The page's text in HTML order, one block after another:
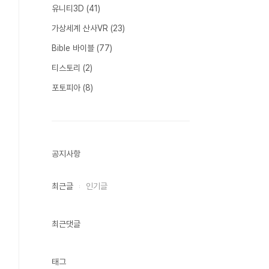
유니티3D (41)
가상세계 산사VR (23)
Bible 바이블 (77)
티스토리 (2)
포토피아 (8)
공지사항
최근글 인기글
최근댓글
태그